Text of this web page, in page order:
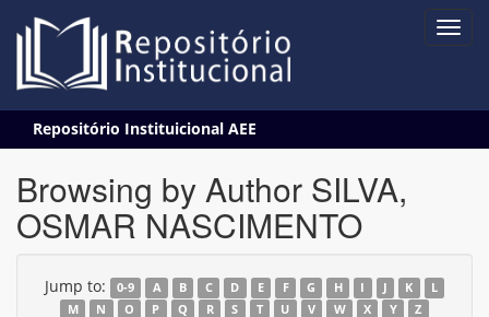
navigation
Repositório Instituicional AEE
Browsing by Author SILVA,
OSMAR NASCIMENTO
Jump to: 0-9 A B C D E F G H I J K
L
M
N O P Q R S T U V W X Y Z